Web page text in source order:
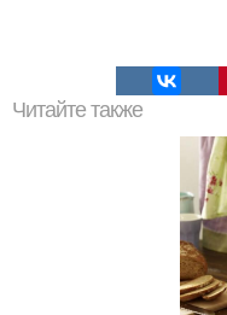
Читайте также